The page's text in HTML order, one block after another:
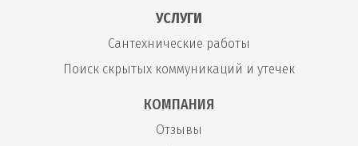
УСЛУГИ
Сантехнические работы
Поиск скрытых коммуникаций и утечек
КОМПАНИЯ
Отзывы